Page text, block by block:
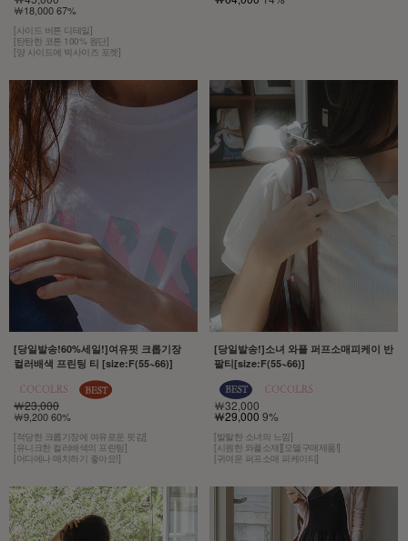
￦18,000 67%
[사이드 버튼 디테일]
[탄탄한 코튼 100% 원단]
[양 사이드에 빅사이즈 포켓]
[당일발송!60%세일!]여유핏 크롭기장
컬러배색 프린팅 티 [size:F(55~66)]
￦23,000
￦9,200 60%
[적당한 크롭기장에 여유로운 핏감]
[유니크한 컬러배색의 프린팅]
[어디에나 매치하기 좋아요!]
[당일발송!]소녀 와플 퍼프소매피케이 반
팔티[size:F(55~66)]
￦32,000
￦29,000 9%
[발랄한 소녀의 느낌]
[시원한 와플소재][모델구매제품!]
[귀여운 퍼프소매 피케이티]